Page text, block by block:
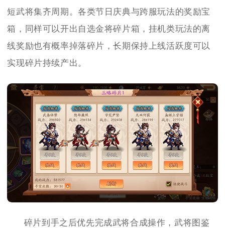
短武将集齐周期。各类节日庆典与跨服玩法的奖励宝
箱，同样可以开出自选金将碎片箱，挂机类玩法的离
线奖励也有概率掉落碎片，长期保持上线活跃度可以
实现碎片持续产出。
碎片到手之后优先完成武将合成操作，武将图鉴